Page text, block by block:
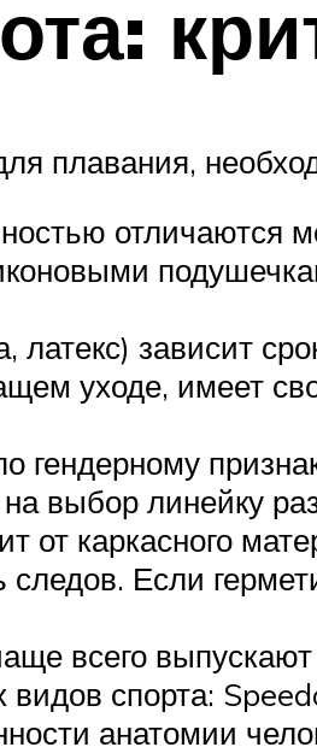
плавания,
отличаются
зависит
уходе, имеет
выбор линейку
от каркасного
Если
всего
спорта:
анатомии